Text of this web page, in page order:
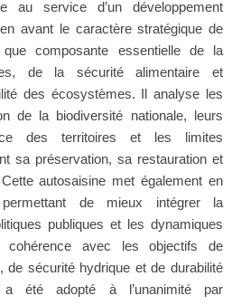
au service d’un développement
avant le caractère stratégique de
composante essentielle de la
de la sécurité alimentaire et
des écosystèmes. Il analyse les
de la biodiversité nationale, leurs
des territoires et les limites
sa préservation, sa restauration et
autosaisine met également en
de mieux intégrer la
publiques et les dynamiques
cohérence avec les objectifs de
de sécurité hydrique et de durabilité
été adopté à l’unanimité par